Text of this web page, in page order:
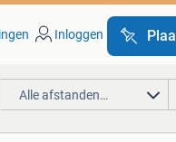
Inloggen
Alle afstanden…